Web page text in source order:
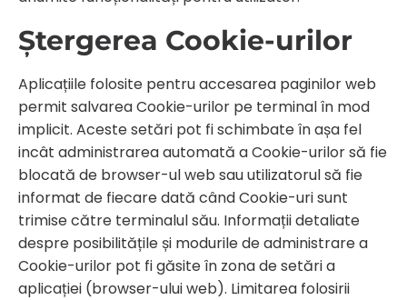
Ștergerea Cookie-urilor
Aplicațiile folosite pentru accesarea paginilor web
permit salvarea Cookie-urilor pe terminal în mod
implicit. Aceste setări pot fi schimbate în așa fel
incât administrarea automată a Cookie-urilor să fie
blocată de browser-ul web sau utilizatorul să fie
informat de fiecare dată când Cookie-uri sunt
trimise către terminalul său. Informații detaliate
despre posibilitățile și modurile de administrare a
Cookie-urilor pot fi găsite în zona de setări a
aplicației (browser-ului web). Limitarea folosirii